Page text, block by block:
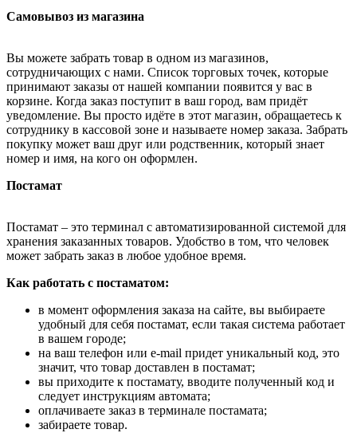
Самовывоз из магазина
Вы можете забрать товар в одном из магазинов,
сотрудничающих с нами. Список торговых точек, которые
принимают заказы от нашей компании появится у вас в
корзине. Когда заказ поступит в ваш город, вам придёт
уведомление. Вы просто идёте в этот магазин, обращаетесь к
сотруднику в кассовой зоне и называете номер заказа. Забрать
покупку может ваш друг или родственник, который знает
номер и имя, на кого он оформлен.
Постамат
Постамат – это терминал с автоматизированной системой для
хранения заказанных товаров. Удобство в том, что человек
может забрать заказ в любое удобное время.
Как работать с постаматом:
в момент оформления заказа на сайте, вы выбираете
удобный для себя постамат, если такая система работает
в вашем городе;
на ваш телефон или e-mail придет уникальный код, это
значит, что товар доставлен в постамат;
вы приходите к постамату, вводите полученный код и
следует инструкциям автомата;
оплачиваете заказ в терминале постамата;
забираете товар.